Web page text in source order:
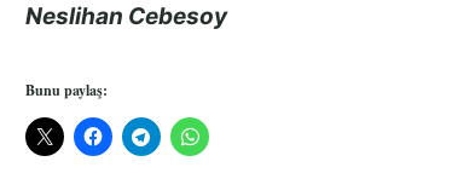
Neslihan Cebesoy
Bunu paylaş: